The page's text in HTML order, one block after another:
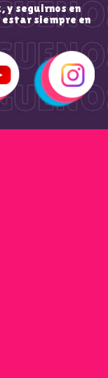
y seguirnos en
siempre en